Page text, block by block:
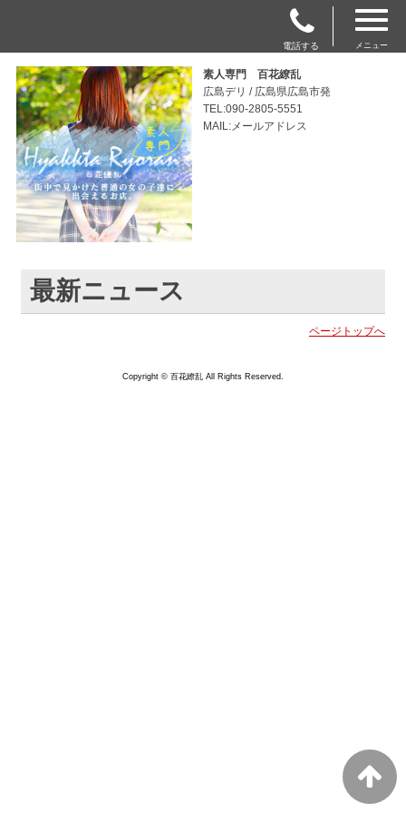
電話する メニュー
素人専門 百花繚乱
広島デリ / 広島県広島市発
TEL:090-2805-5551
MAIL:メールアドレス
最新ニュース
ページトップへ
Copyright © 百花繚乱 All Rights Reserved.